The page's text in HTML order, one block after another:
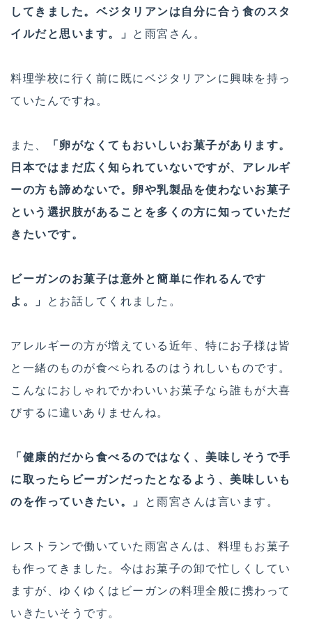
してきました。ベジタリアンは自分に合う食のスタ
イルだと思います。」 と雨宮さん。
料理学校に行く前に既にベジタリアンに興味を持っ
ていたんですね。
また、
「卵がなくてもおいしいお菓子があります。
日本ではまだ広く知られていないですが、アレルギ
ーの方も諦めないで。卵や乳製品を使わないお菓子
という選択肢があることを多くの方に知っていただ
きたいです。
ビーガンのお菓子は意外と簡単に作れるんです
よ。」 とお話してくれました。
アレルギーの方が増えている近年、特にお子様は皆
と一緒のものが食べられるのはうれしいものです。
こんなにおしゃれでかわいいお菓子なら誰もが大喜
びするに違いありませんね。
「健康的だから食べるのではなく、美味しそうで手
に取ったらビーガンだったとなるよう、美味しいも
のを作っていきたい。」 と雨宮さんは言います。
レストランで働いていた雨宮さんは、料理もお菓子
も作ってきました。今はお菓子の卸で忙しくしてい
ますが、ゆくゆくはビーガンの料理全般に携わって
いきたいそうです。